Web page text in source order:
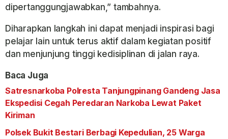
dipertanggungjawabkan,” tambahnya.
Diharapkan langkah ini dapat menjadi inspirasi bagi
pelajar lain untuk terus aktif dalam kegiatan positif
dan menjunjung tinggi kedisiplinan di jalan raya.
Baca Juga
Satresnarkoba Polresta Tanjungpinang Gandeng Jasa
Ekspedisi Cegah Peredaran Narkoba Lewat Paket
Kiriman
Polsek Bukit Bestari Berbagi Kepedulian, 25 Warga